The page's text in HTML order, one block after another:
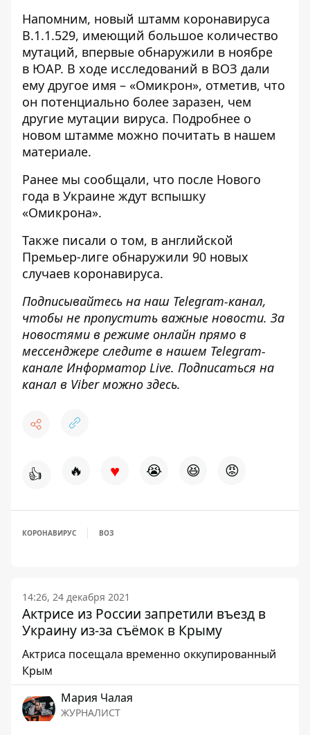
Напомним, новый штамм коронавируса
B.1.1.529, имеющий большое количество
мутаций, впервые обнаружили в ноябре
в ЮАР. В ходе исследований в ВОЗ дали
ему другое имя – «Омикрон», отметив, что
он потенциально более заразен, чем
другие мутации вируса. Подробнее о
новом штамме можно почитать в нашем
материале.
Ранее мы сообщали, что после Нового
года в Украине ждут вспышку
«Омикрона».
Также писали о том, в английской
Премьер-лиге обнаружили 90 новых
случаев коронавируса.
Подписывайтесь на наш Telegram-канал,
чтобы не пропустить важные новости. За
новостями в режиме онлайн прямо в
мессенджере следите в нашем Telegram-
канале Информатор Live. Подписаться на
канал в Viber можно здесь.
👍 🔥 ♥ 😭 😆 😡
КОРОНАВИРУС ВОЗ
14:26, 24 декабря 2021
Актрисе из России запретили въезд в
Украину из-за съёмок в Крыму
Актриса посещала временно оккупированный
Крым
Мария Чалая
ЖУРНАЛИСТ